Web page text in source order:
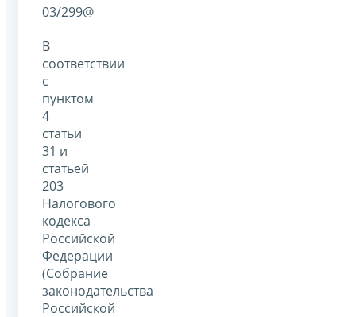
03/299@
В
соответствии
с
пунктом
4
статьи
31 и
статьей
203
Налогового
кодекса
Российской
Федерации
(Собрание
законодательства
Российской